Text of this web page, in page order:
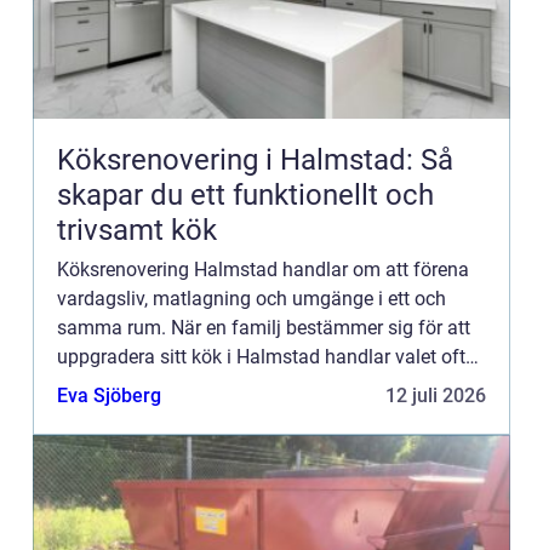
Köksrenovering i Halmstad: Så
skapar du ett funktionellt och
trivsamt kök
Köksrenovering Halmstad handlar om att förena
vardagsliv, matlagning och umgänge i ett och
samma rum. När en familj bestämmer sig för att
uppgradera sitt kök i Halmstad handlar valet ofta
både om stil, funktio...
Eva Sjöberg 12 juli 2026